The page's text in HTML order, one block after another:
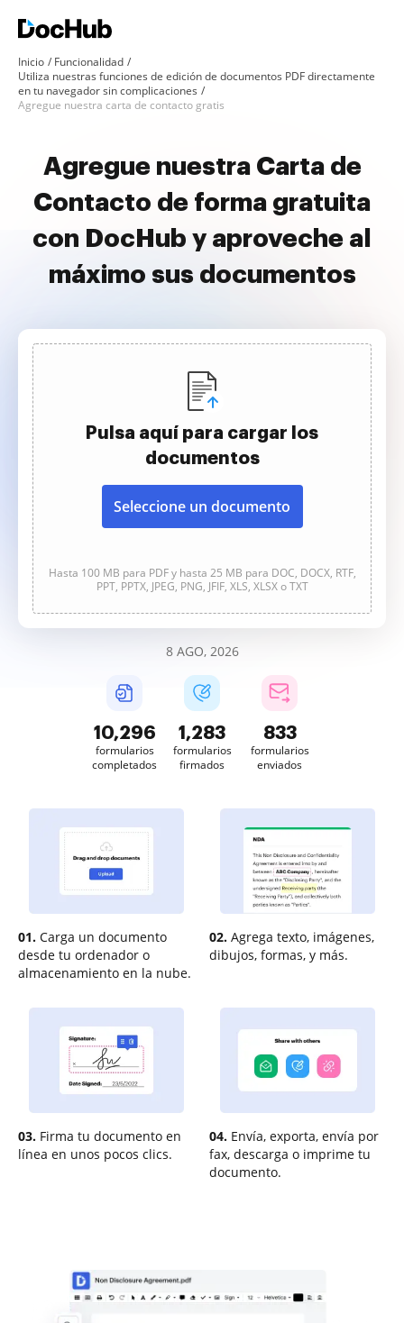
Inicio
Funcionalidad
Utiliza nuestras funciones de edición de documentos PDF directamente
en tu navegador sin complicaciones
Agregue nuestra carta de contacto gratis
Agregue nuestra Carta de
Contacto de forma gratuita
con DocHub y aproveche al
máximo sus documentos
Pulsa aquí para cargar los
documentos
Seleccione un documento
Hasta 100 MB para PDF y hasta 25 MB para DOC, DOCX, RTF,
PPT, PPTX, JPEG, PNG, JFIF, XLS, XLSX o TXT
8 AGO, 2026
10,296
formularios
completados
1,283
formularios
firmados
834
formularios
enviados
01. Carga un documento
desde tu ordenador o
almacenamiento en la nube.
02. Agrega texto, imágenes,
dibujos, formas, y más.
03. Firma tu documento en
línea en unos pocos clics.
04. Envía, exporta, envía por
fax, descarga o imprime tu
documento.